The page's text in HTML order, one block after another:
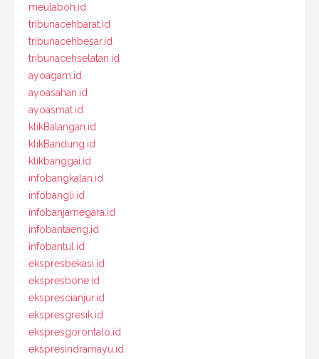
meulaboh.id
tribunacehbarat.id
tribunacehbesar.id
tribunacehselatan.id
ayoagam.id
ayoasahan.id
ayoasmat.id
klikBalangan.id
klikBandung.id
klikbanggai.id
infobangkalan.id
infobangli.id
infobanjarnegara.id
infobantaeng.id
infobantul.id
ekspresbekasi.id
ekspresbone.id
eksprescianjur.id
ekspresgresik.id
ekspresgorontalo.id
ekspresindramayu.id